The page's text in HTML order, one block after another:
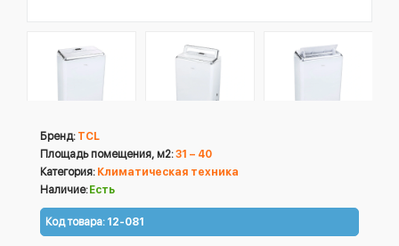
Бренд: TCL
Площадь помещения, м2:31 – 40
Категория: Климатическая техника
Наличие: Есть
Код товара: 12-081